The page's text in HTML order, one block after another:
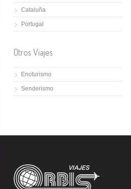
Cataluña
Portugal
Otros Viajes
Enoturismo
Senderismo